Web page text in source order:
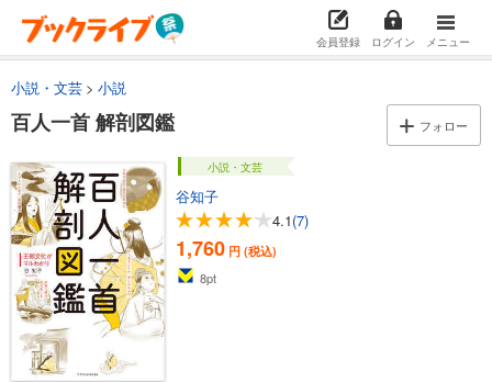
会員登録 ログイン メニュー
小説・文芸 小説
百人一首 解剖図鑑 フォロー
小説・文芸
谷知子
4.1(7)
1,760 円 (税込)
8pt